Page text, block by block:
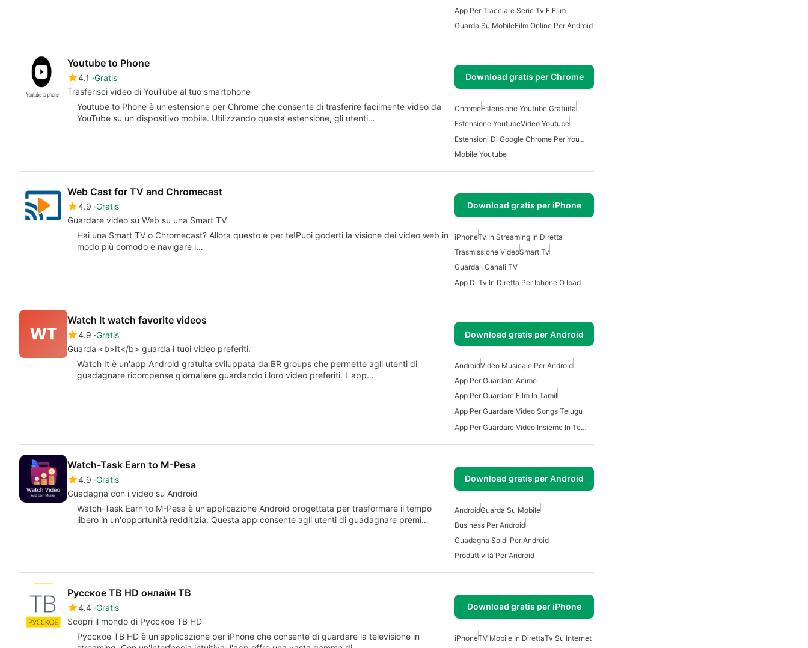
App Per Tracciare Serie Tv E Film
Guarda Su MobileFilm Online Per Android
Youtube to Phone
4.1 Gratis
Trasferisci video di YouTube al tuo smartphone
Download gratis per Chrome
Youtube to Phone è un'estensione per Chrome che consente di trasferire facilmente video da
YouTube su un dispositivo mobile. Utilizzando questa estensione, gli utenti…
ChromeEstensione Youtube Gratuita
Estensione YoutubeVideo Youtube
Estensioni Di Google Chrome Per YouTube
Mobile Youtube
Web Cast for TV and Chromecast
4.9 Gratis
Guardare video su Web su una Smart TV
Download gratis per iPhone
Hai una Smart TV o Chromecast? Allora questo è per te!Puoi goderti la visione dei video web in
modo più comodo e navigare i…
iPhoneTv In Streaming In Diretta
Trasmissione VideoSmart Tv
Guarda I Canali TV
App Di Tv In Diretta Per Iphone O Ipad
Watch It watch favorite videos
4.9 Gratis
Guarda <b>It</b> guarda i tuoi video preferiti.
Download gratis per Android
Watch It è un'app Android gratuita sviluppata da BR groups che permette agli utenti di
guadagnare ricompense giornaliere guardando i loro video preferiti. L'app…
AndroidVideo Musicale Per Android
App Per Guardare Anime
App Per Guardare Film In Tamil
App Per Guardare Video Songs Telugu
App Per Guardare Video Insieme In Tempo Reale
Watch-Task Earn to M-Pesa
4.9 Gratis
Guadagna con i video su Android
Download gratis per Android
Watch-Task Earn to M-Pesa è un'applicazione Android progettata per trasformare il tempo
libero in un'opportunità redditizia. Questa app consente agli utenti di guadagnare premi…
AndroidGuarda Su Mobile
Business Per Android
Guadagna Soldi Per Android
Produttività Per Android
Русское ТВ HD онлайн ТВ
4.4 Gratis
Scopri il mondo di Русское ТВ HD
Download gratis per iPhone
Русское ТВ HD è un'applicazione per iPhone che consente di guardare la televisione in
iPhoneTV Mobile In DirettaTv Su Internet